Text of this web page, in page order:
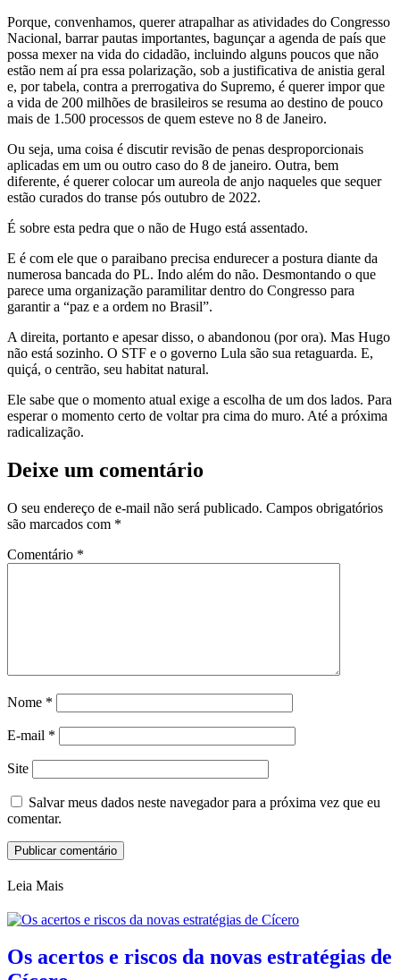
Porque, convenhamos, querer atrapalhar as atividades do Congresso
Nacional, barrar pautas importantes, bagunçar a agenda de país que
possa mexer na vida do cidadão, incluindo alguns poucos que não
estão nem aí pra essa polarização, sob a justificativa de anistia geral
e, por tabela, contra a prerrogativa do Supremo, é querer impor que
a vida de 200 milhões de brasileiros se resuma ao destino de pouco
mais de 1.500 processos de quem esteve no 8 de Janeiro.
Ou seja, uma coisa é discutir revisão de penas desproporcionais
aplicadas em um ou outro caso do 8 de janeiro. Outra, bem
diferente, é querer colocar um aureola de anjo naqueles que sequer
estão curados do transe pós outubro de 2022.
É sobre esta pedra que o não de Hugo está assentado.
E é com ele que o paraibano precisa endurecer a postura diante da
numerosa bancada do PL. Indo além do não. Desmontando o que
parece uma organização paramilitar dentro do Congresso para
garantir a “paz e a ordem no Brasil”.
A direita, portanto e apesar disso, o abandonou (por ora). Mas Hugo
não está sozinho. O STF e o governo Lula são sua retaguarda. E,
quiçá, o centrão, seu habitat natural.
Ele sabe que o momento atual exige a escolha de um dos lados. Para
esperar o momento certo de voltar pra cima do muro. Até a próxima
radicalização.
Deixe um comentário
O seu endereço de e-mail não será publicado. Campos obrigatórios
são marcados com *
Comentário *
Nome *
E-mail *
Site
Salvar meus dados neste navegador para a próxima vez que eu
comentar.
Leia Mais
Os acertos e riscos da novas estratégias de